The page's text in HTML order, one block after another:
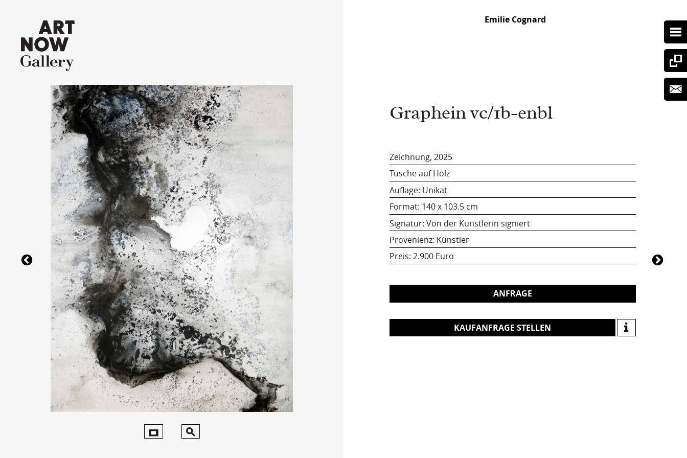
Emilie Cognard
Graphein vc/1b-enbl
Zeichnung, 2025
Tusche auf Holz
Auflage: Unikat
Format: 140 x 103.5 cm
Signatur: Von der Künstlerin signiert
Provenienz: Künstler
Preis: 2.900 Euro
ANFRAGE
KAUFANFRAGE STELLEN